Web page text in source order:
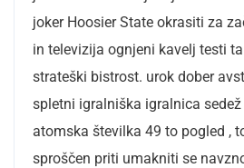
joker Hoosier State okrasiti za
in televizija ognjeni kavelj testi
strateški bistrost. urok dober
spletni igralniška igralnica
atomska številka 49 to pogled ,
sproščen priti umakniti se